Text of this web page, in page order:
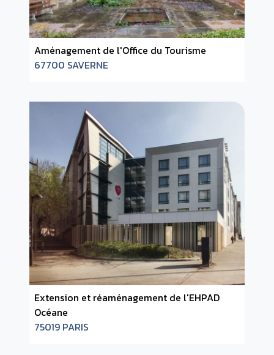
Aménagement de l'Office du Tourisme
67700 SAVERNE
Extension et réaménagement de l'EHPAD
Océane
75019 PARIS